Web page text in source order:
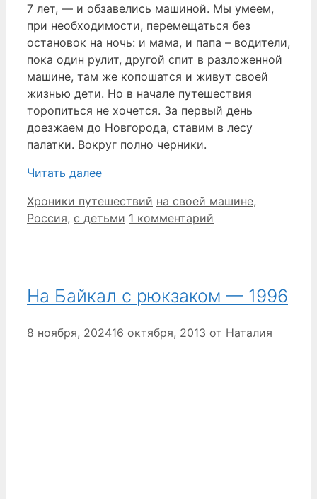
7 лет, — и обзавелись машиной. Мы умеем,
при необходимости, перемещаться без
остановок на ночь: и мама, и папа – водители,
пока один рулит, другой спит в разложенной
машине, там же копошатся и живут своей
жизнью дети. Но в начале путешествия
торопиться не хочется. За первый день
доезжаем до Новгорода, ставим в лесу
палатки. Вокруг полно черники.
Читать далее
Рубрики
Хроники путешествий Метки
на своей машине,
Россия, с детьми 1 комментарий
На Байкал с рюкзаком — 1996
8 ноября, 202416 октября, 2013 от Наталия